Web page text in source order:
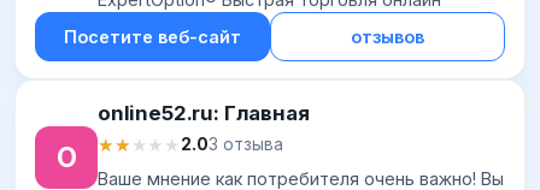
Посетите веб-сайт
отзывов
O
online52.ru: Главная
★★★★★
★★★★★2.03 отзыва
Ваше мнение как потребителя очень важно! Вы